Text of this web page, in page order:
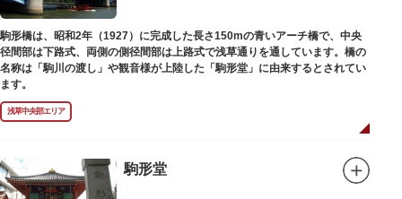
駒形橋は、昭和2年（1927）に完成した長さ150mの青いアーチ橋で、中央
径間部は下路式、両側の側径間部は上路式で浅草通りを通しています。橋の
名称は「駒川の渡し」や観音様が上陸した「駒形堂」に由来するとされてい
ます。
浅草中央部エリア
駒形堂